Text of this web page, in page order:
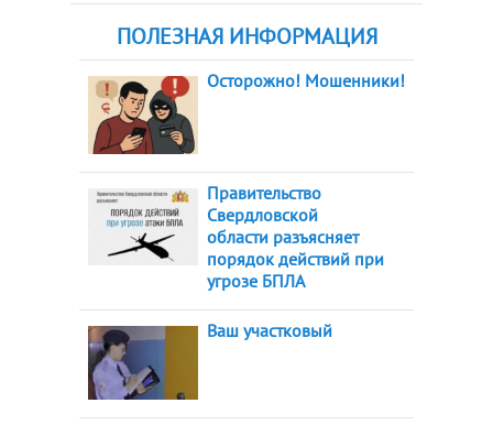
ПОЛЕЗНАЯ ИНФОРМАЦИЯ
Осторожно! Мошенники!
Правительство
Свердловской
области разъясняет
порядок действий при
угрозе БПЛА
Ваш участковый